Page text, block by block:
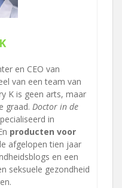
en CEO van
van een team van
K is geen arts, maar
graad. Doctor in de
in
producten voor
afgelopen tien jaar
en een
seksuele gezondheid